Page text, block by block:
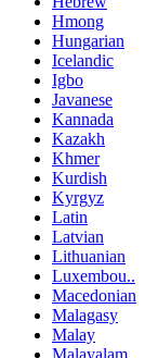
Hmong
Hungarian
Icelandic
Igbo
Javanese
Kannada
Kazakh
Khmer
Kurdish
Kyrgyz
Latin
Latvian
Lithuanian
Luxembou..
Macedonian
Malagasy
Malay
Malayalam